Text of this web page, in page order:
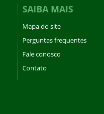
SAIBA MAIS
Mapa do site
Perguntas frequentes
Fale conosco
Contato